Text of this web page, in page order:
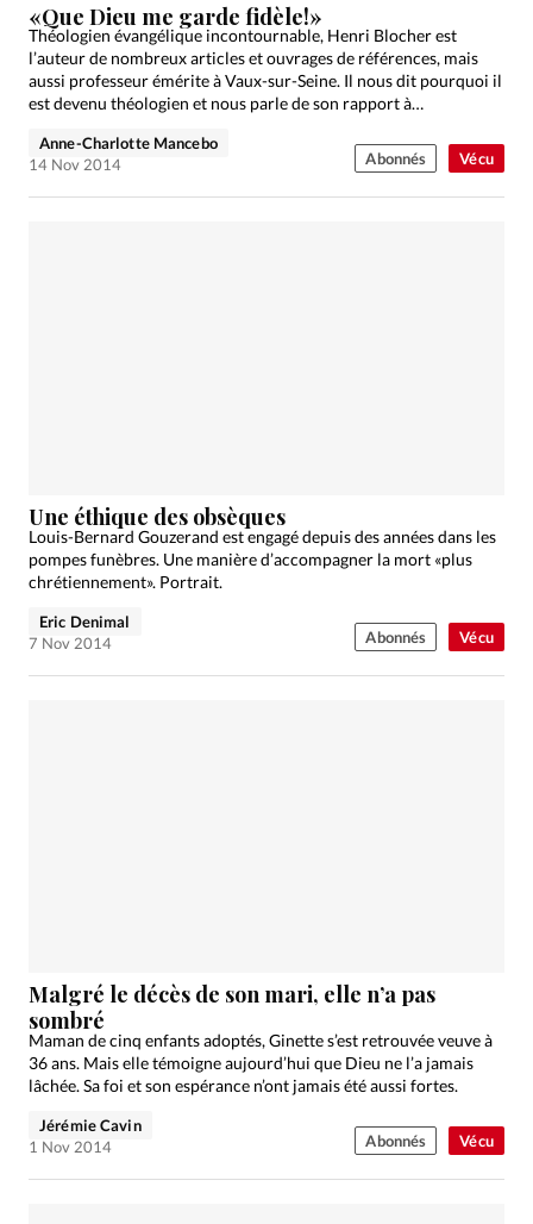
Vécu
«Que Dieu me garde fidèle!»
Théologien évangélique incontournable, Henri Blocher est
l’auteur de nombreux articles et ouvrages de références, mais
aussi professeur émérite à Vaux-sur-Seine. Il nous dit pourquoi il
est devenu théologien et nous parle de son rapport à…
Anne-Charlotte Mancebo
14 Nov 2014
Abonnés
Vécu
Une éthique des obsèques
Louis-Bernard Gouzerand est engagé depuis des années dans les
pompes funèbres. Une manière d’accompagner la mort «plus
chrétiennement». Portrait.
Eric Denimal
7 Nov 2014
Abonnés
Vécu
Malgré le décès de son mari, elle n’a pas
sombré
Maman de cinq enfants adoptés, Ginette s’est retrouvée veuve à
36 ans. Mais elle témoigne aujourd’hui que Dieu ne l’a jamais
lâchée. Sa foi et son espérance n’ont jamais été aussi fortes.
Jérémie Cavin
1 Nov 2014
Abonnés